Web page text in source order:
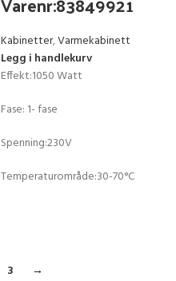
Kabinetter,Varmekabinett
Legg i handlekurv
Effekt:1050 Watt
Fase: 1- fase
Spenning:230V
Temperaturområde:30-70°C
3 →